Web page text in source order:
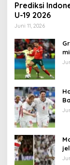
Prediksi
U-19 2026
Juni 11, 2026